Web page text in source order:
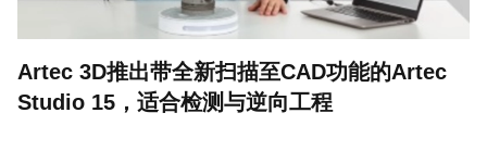
Artec 3D推出带全新扫描至CAD功能的Artec
Studio 15，适合检测与逆向工程